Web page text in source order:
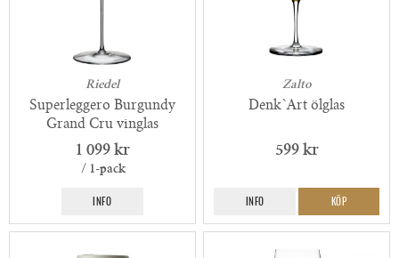
Riedel
Superleggero Burgundy
Grand Cru vinglas
1 099 kr
/ 1-pack
INFO
Zalto
Denk`Art ölglas
599 kr
INFO KÖP